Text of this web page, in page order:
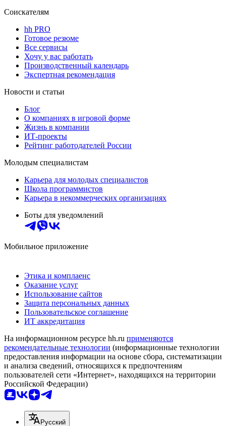
Соискателям
hh PRO
Готовое резюме
Все сервисы
Хочу у вас работать
Производственный календарь
Экспертная рекомендация
Новости и статьи
Блог
О компаниях в игровой форме
Жизнь в компании
ИТ-проекты
Рейтинг работодателей России
Молодым специалистам
Карьера для молодых специалистов
Школа программистов
Карьера в некоммерческих организациях
Боты для уведомлений
Мобильное приложение
Этика и комплаенс
Оказание услуг
Использование сайтов
Защита персональных данных
Пользовательское соглашение
ИТ аккредитация
На информационном ресурсе hh.ru применяются
рекомендательные технологии (информационные технологии
предоставления информации на основе сбора, систематизации
и анализа сведений, относящихся к предпочтениям
пользователей сети «Интернет», находящихся на территории
Российской Федерации)
Русский